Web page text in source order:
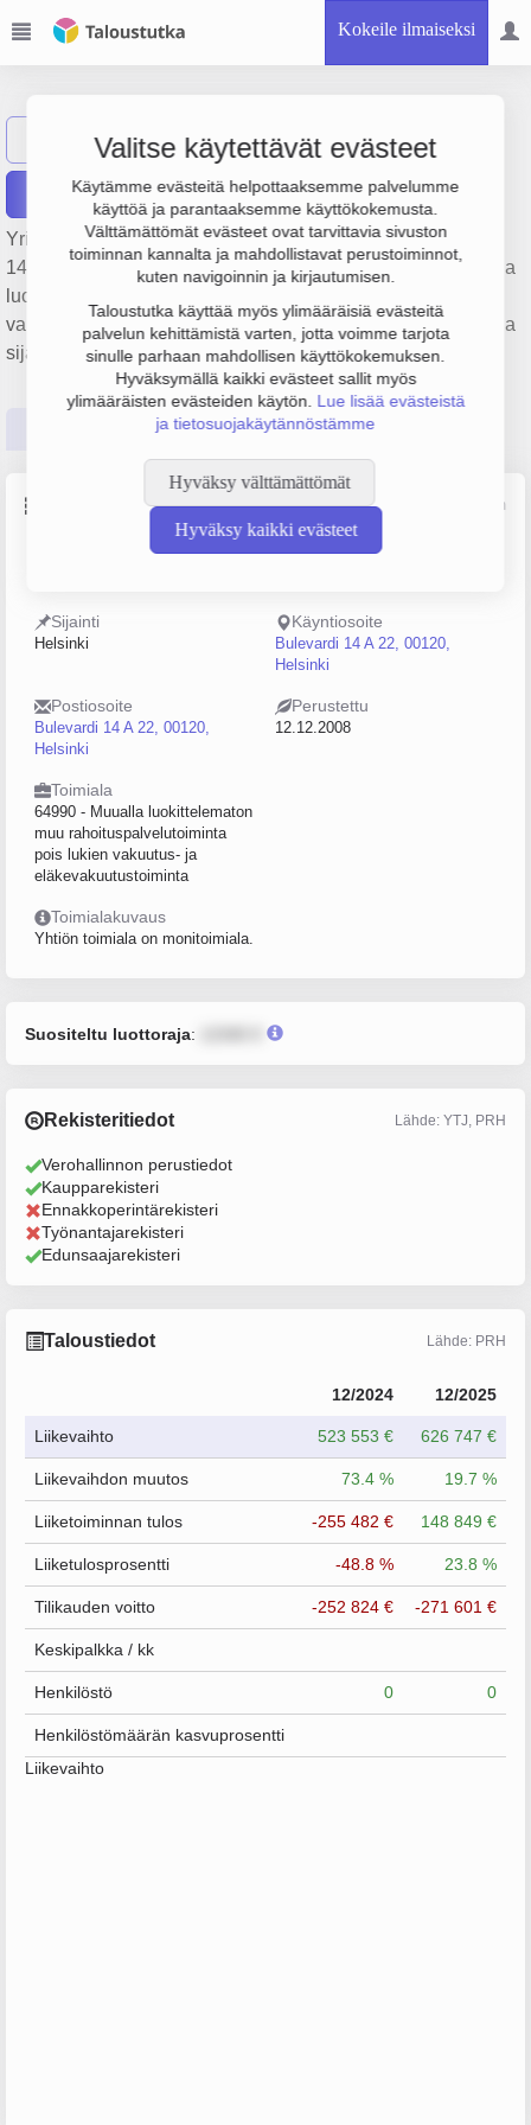
Kokeile ilmaiseksi
Valitse käytettävät evästeet
Käytämme evästeitä helpottaaksemme palvelumme
käyttöä ja parantaaksemme käyttökokemusta.
Välttämättömät evästeet ovat tarvittavia sivuston
toiminnan kannalta ja mahdollistavat perustoiminnot,
kuten navigoinnin ja kirjautumisen.
Taloustutka käyttää myös ylimääräisiä evästeitä
palvelun kehittämistä varten, jotta voimme tarjota
sinulle parhaan mahdollisen käyttökokemuksen.
Hyväksymällä kaikki evästeet sallit myös
ylimääräisten evästeiden käytön. Lue lisää evästeistä
ja tietosuojakäytännöstämme
Hyväksy välttämättömät
Hyväksy kaikki evästeet
Näytä haku ST Soijan Trading Oy
Raportit
Yrityksen Soijan Trading Oy liikevaihto on 627 000 €, tulos
149 000 € ja henkilöstömäärä 0. Sen päätoimiala on Muualla
luokittelematon muu rahoituspalvelutoiminta pois lukien
vakuutus- ja eläkevakuutustoiminta, perustamisvuosi 2008 ja
sijainti Helsinki. Yrityksen yhtiömuoto Osakeyhtiö (OY).
Tilinpäätösluvut Päättäjätiedot
Perustiedot Lähde: YTJ, PRH, Traficom
Henkilöstömäärä
Sijainti
Helsinki
Käyntiosoite
Bulevardi 14 A 22, 00120,
Helsinki
Postiosoite
Bulevardi 14 A 22, 00120,
Helsinki
Perustettu
12.12.2008
Toimiala
64990 - Muualla luokittelematon
muu rahoituspalvelutoiminta
pois lukien vakuutus- ja
eläkevakuutustoiminta
Toimialakuvaus
Yhtiön toimiala on monitoimiala.
Suositeltu luottoraja:
Rekisteritiedot Lähde: YTJ, PRH
Verohallinnon perustiedot
Kaupparekisteri
Ennakkoperintärekisteri
Työnantajarekisteri
Edunsaajarekisteri
Taloustiedot Lähde: PRH
12/2024 12/2025
Liikevaihto 523 553 € 626 747 €
Liikevaihdon muutos 73.4 % 19.7 %
Liiketoiminnan tulos -255 482 € 148 849 €
Liiketulosprosentti -48.8 % 23.8 %
Tilikauden voitto -252 824 € -271 601 €
Keskipalkka / kk
Henkilöstö 0 0
Henkilöstömäärän kasvuprosentti
Liikevaihto